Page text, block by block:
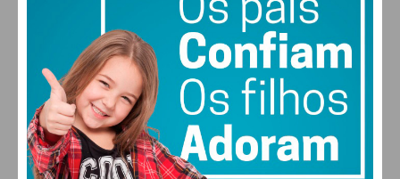
29 °
SEG
31
TER
31
QUA
32
QUI
ALTERAR